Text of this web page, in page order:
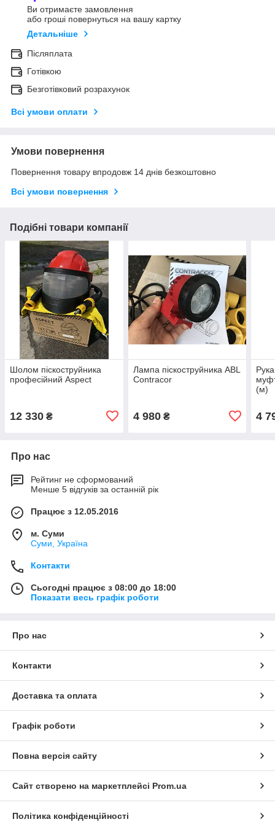
Ви отримаєте замовлення
або гроші повернуться на вашу картку
Детальніше
Післяплата
Готівкою
Безготівковий розрахунок
Всі умови оплати
Умови повернення
Повернення товару впродовж 14 днів безкоштовно
Всі умови повернення
Подібні товари компанії
Шолом піскоструйника
професійний Aspect
12 330 ₴
Лампа піскоструйника ABL
Contracor
4 980₴
(м)
4
Про нас
Рейтинг не сформований
Менше 5 відгуків за останній рік
Працює з 12.05.2016
м. Суми
Суми, Україна
Контакти
Сьогодні працює з 08:00 до 18:00
Показати весь графік роботи
Про нас
Контакти
Доставка та оплата
Графік роботи
Повна версія сайту
Сайт створено на маркетплейсі Prom.ua
Політика конфіденційності